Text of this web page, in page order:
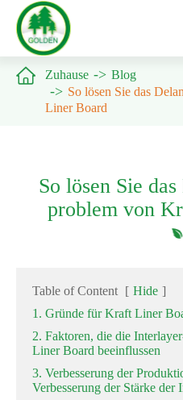
 Zuhause
Blog
So lösen Sie das
Liner Board
So lösen Sie
problem von
Table of Content [ Hide ]
1. Gründe für Kraft Liner
2. Faktoren, die die
Liner Board beeinflussen
3. Verbesserung der
Verbesserung der Stärke der